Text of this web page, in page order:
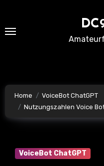
content
Home
VoiceBot ChatGPT
Nutzungszahlen Voice
VoiceBot ChatGPT